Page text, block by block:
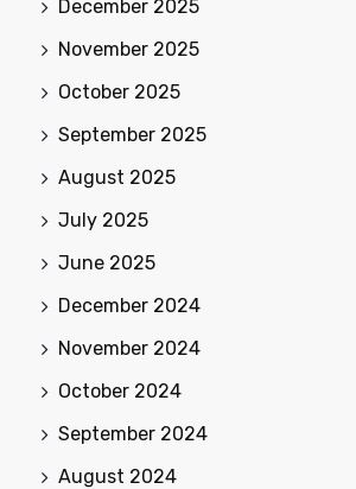
December 2025
November 2025
October 2025
September 2025
August 2025
July 2025
June 2025
December 2024
November 2024
October 2024
September 2024
August 2024